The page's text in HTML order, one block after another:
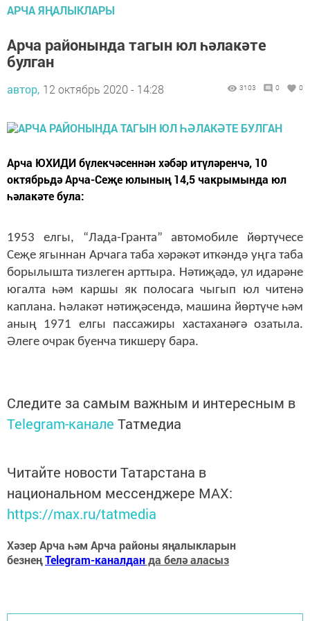
АРЧА ЯҢАЛЫКЛАРЫ
Арча районында тагын юл һәлакәте
булган
автор, 12 октябрь 2020 - 14:28 3103 0 0
Арча ЮХИДИ бүлекчәсеннән хәбәр итүләренчә, 10
октябрьдә Арча-Сеҗе юлының 14,5 чакрымында юл
һәлакәте була:
1953 елгы, “Лада-Гранта” автомобиле йөртүчесе
Сеҗе ягыннан Арчага таба хәрәкәт иткәндә уңга таба
борылышта тизлеген арттыра. Нәтиҗәдә, ул идарәне
югалта һәм каршы як полосага чыгып юл читенә
каплана. Һәлакәт нәтиҗәсендә, машина йөртүче һәм
аның 1971 елгы пассажиры хастаханәгә озатыла.
Әлеге очрак буенча тикшерү бара.
Следите за самым важным и интересным в
Telegram-канале Татмедиа
Читайте новости Татарстана в
национальном мессенджере MАХ:
https://max.ru/tatmedia
Хәзер Арча һәм Арча районы яңалыкларын
безнеңTelegram-каналданда белә аласыз